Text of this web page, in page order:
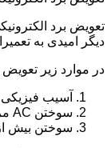
تعویض برد
دیگر امیدی به
در موارد زیر تعویض برد
آسیب
سوختن AC مرکزی
سوختن بیش از 50% درصدی برد